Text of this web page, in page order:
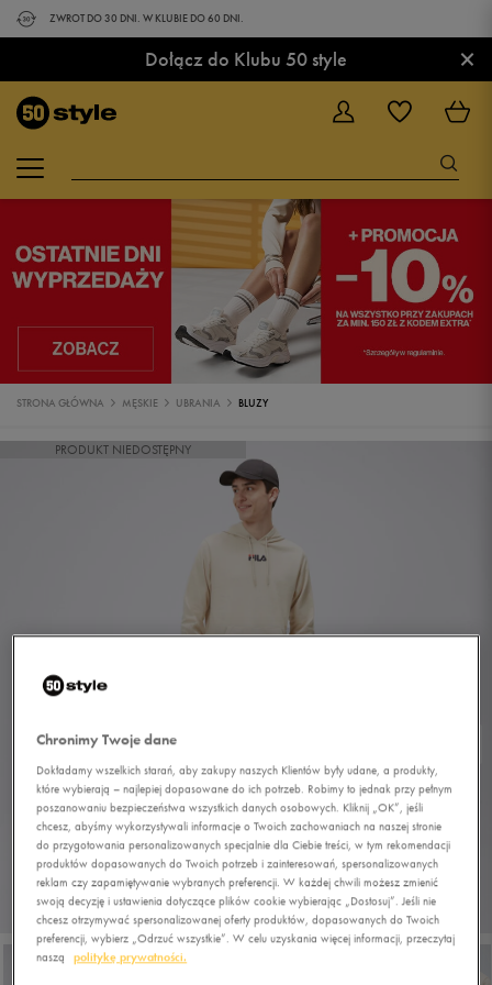
ZWROT DO 30 DNI. W KLUBIE DO 60 DNI.
Dołącz do Klubu 50 style ×
STRONA GŁÓWNA MĘSKIE UBRANIA BLUZY
PRODUKT NIEDOSTĘPNY
Chronimy Twoje dane
Dokładamy wszelkich starań, aby zakupy naszych Klientów były udane, a produkty,
które wybierają – najlepiej dopasowane do ich potrzeb. Robimy to jednak przy pełnym
poszanowaniu bezpieczeństwa wszystkich danych osobowych. Kliknij „OK”, jeśli
chcesz, abyśmy wykorzystywali informacje o Twoich zachowaniach na naszej stronie
do przygotowania personalizowanych specjalnie dla Ciebie treści, w tym rekomendacji
produktów dopasowanych do Twoich potrzeb i zainteresowań, spersonalizowanych
reklam czy zapamiętywanie wybranych preferencji. W każdej chwili możesz zmienić
swoją decyzję i ustawienia dotyczące plików cookie wybierając „Dostosuj”. Jeśli nie
chcesz otrzymywać spersonalizowanej oferty produktów, dopasowanych do Twoich
preferencji, wybierz „Odrzuć wszystkie”. W celu uzyskania więcej informacji, przeczytaj
naszą
politykę prywatności.